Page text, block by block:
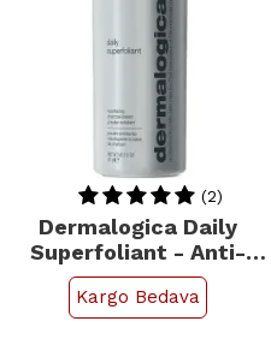
(2)
Dermalogica Daily
Superfoliant - Anti-
Aging Etkili Toz
Temizleyici 57gr
Kargo Bedava